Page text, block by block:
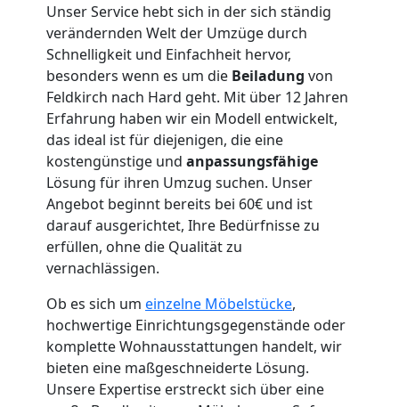
Unser Service hebt sich in der sich ständig
verändernden Welt der Umzüge durch
Schnelligkeit und Einfachheit hervor,
besonders wenn es um die Beiladung von
Feldkirch nach Hard geht. Mit über 12 Jahren
Erfahrung haben wir ein Modell entwickelt,
das ideal ist für diejenigen, die eine
kostengünstige und anpassungsfähige
Lösung für ihren Umzug suchen. Unser
Angebot beginnt bereits bei 60€ und ist
darauf ausgerichtet, Ihre Bedürfnisse zu
erfüllen, ohne die Qualität zu
vernachlässigen.
Ob es sich um einzelne Möbelstücke,
hochwertige Einrichtungsgegenstände oder
komplette Wohnausstattungen handelt, wir
bieten eine maßgeschneiderte Lösung.
Unsere Expertise erstreckt sich über eine
Umzugshelfer
Feldkirch
Möbeltaxi
Feldkirch
Kleintransport
Feldkirch